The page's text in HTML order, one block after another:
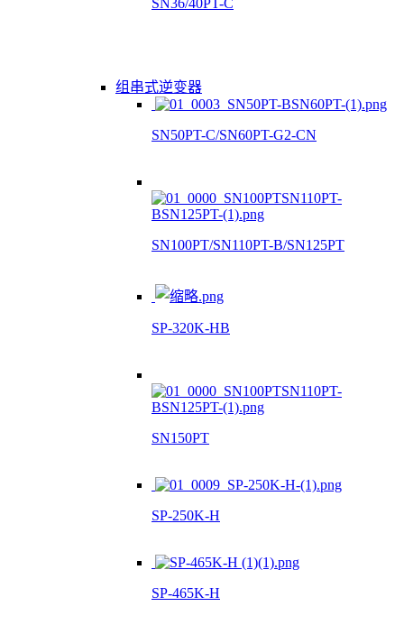
SN36/40PT-C
组串式逆变器
SN50PT-C/SN60PT-G2-CN
SN100PT/SN110PT-B/SN125PT
SP-320K-HB
SN150PT
SP-250K-H
SP-465K-H